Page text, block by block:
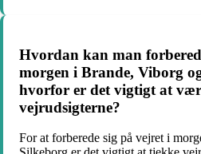
Hvordan kan man
morgen i Brande, Viborg
hvorfor er det vigtigt at
vejrudsigterne?
For at forberede sig på vejret i